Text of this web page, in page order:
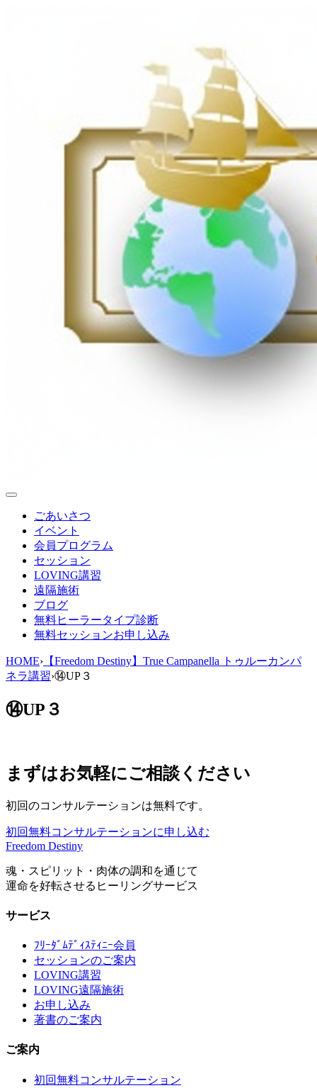
ごあいさつ
イベント
会員プログラム
セッション
LOVING講習
遠隔施術
ブログ
無料ヒーラータイプ診断
無料セッションお申し込み
HOME› 【Freedom Destiny】True Campanella トゥルーカンパ
ネラ講習›⑭UP３
⑭UP３
まずはお気軽にご相談ください
初回のコンサルテーションは無料です。
初回無料コンサルテーションに申し込む
Freedom Destiny
魂・スピリット・肉体の調和を通じて
運命を好転させるヒーリングサービス
サービス
ﾌﾘｰﾀﾞﾑﾃﾞｨｽﾃｨﾆｰ会員
セッションのご案内
LOVING講習
LOVING遠隔施術
お申し込み
著書のご案内
ご案内
初回無料コンサルテーション